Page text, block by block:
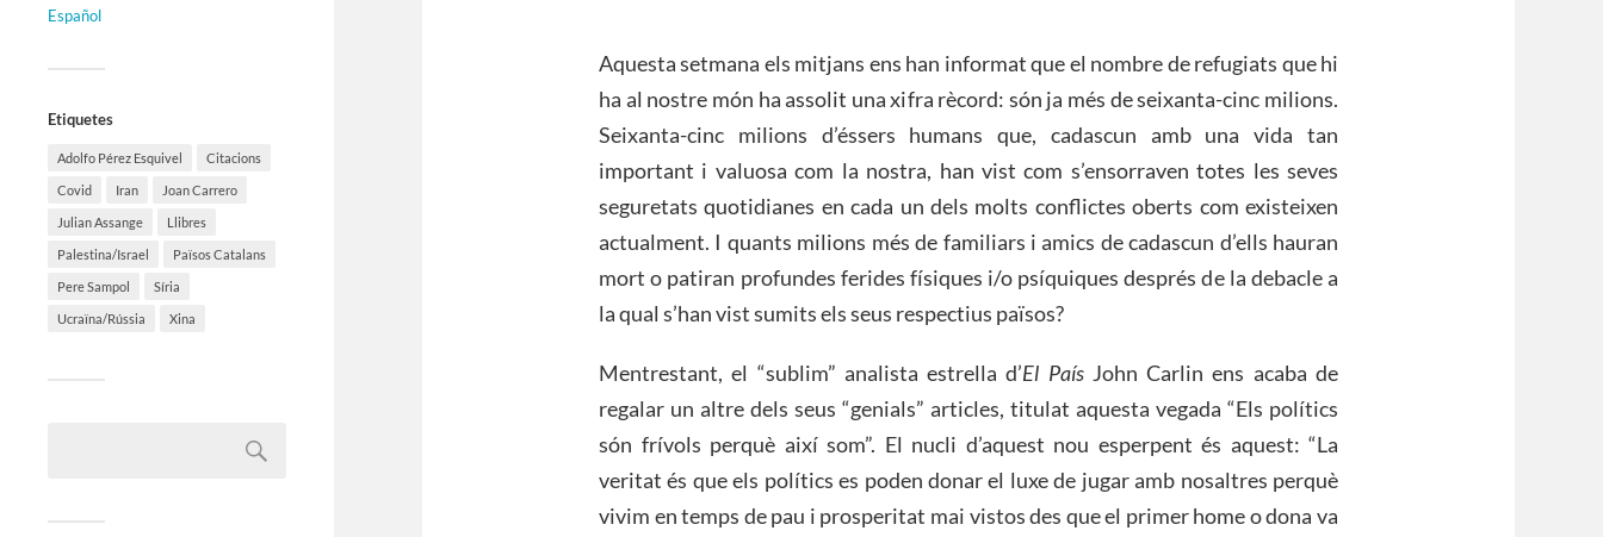
Español
Etiquetes
Adolfo Pérez Esquivel Citacions
Covid Iran Joan Carrero
Julian Assange Llibres
Palestina/Israel Països Catalans
Pere Sampol Síria
Ucraïna/Rússia Xina
Aquesta setmana els mitjans ens han informat que el nombre de refugiats que hi
ha al nostre món ha assolit una xifra rècord: són ja més de seixanta-cinc milions.
Seixanta-cinc milions d’éssers humans que, cadascun amb una vida tan
important i valuosa com la nostra, han vist com s’ensorraven totes les seves
seguretats quotidianes en cada un dels molts conflictes oberts com existeixen
actualment. I quants milions més de familiars i amics de cadascun d’ells hauran
mort o patiran profundes ferides físiques i/o psíquiques després de la debacle a
la qual s’han vist sumits els seus respectius països?
Mentrestant, el “sublim” analista estrella d’El PaísJohn Carlin ens acaba de
regalar un altre dels seus “genials” articles, titulat aquesta vegada “Els polítics
són frívols perquè així som”. El nucli d’aquest nou esperpent és aquest: “La
veritat és que els polítics es poden donar el luxe de jugar amb nosaltres perquè
vivim en temps de pau i prosperitat mai vistos des que el primer home o dona va